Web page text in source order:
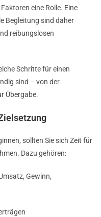
eine Rolle. Eine
Begleitung sind daher
reibungslosen
Schritte für einen
sind – von der
Übergabe.
sollten Sie sich Zeit für
Dazu gehören:
Gewinn,